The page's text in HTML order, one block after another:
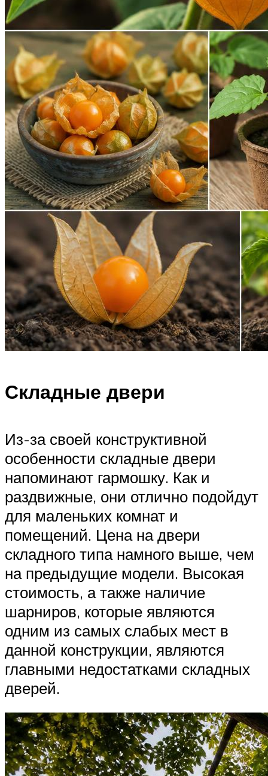
Складные двери
Из-за своей конструктивной
особенности складные двери
напоминают гармошку. Как и
раздвижные, они отлично подойдут
для маленьких комнат и
помещений. Цена на двери
складного типа намного выше, чем
на предыдущие модели. Высокая
стоимость, а также наличие
шарниров, которые являются
одним из самых слабых мест в
данной конструкции, являются
главными недостатками складных
дверей.